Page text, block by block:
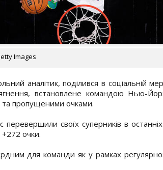
Images
аналітик, поділився в соціальній
встановлене командою Нью-
та пропущеними очками.
перевершили своїх суперників в
очки.
для команди як у рамках